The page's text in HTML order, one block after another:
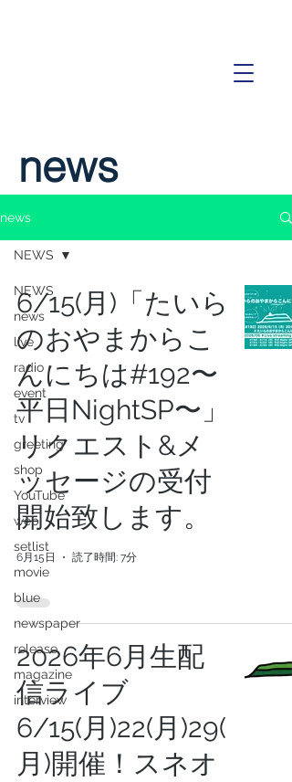
news
news
NEWS
news
live
radio
event
tv
greeting
shop
YouTube
web
setlist
movie
blue
newspaper
release
magazine
interview
NEWS
6/15(月)「たいら
のおやまからこ
んにちは#192〜
平日NightSP〜」
リクエスト&メ
ッセージの受付
開始致します。
6月15日 読了時間: 7分
2026年6月生配
信ライブ
6/15(月)22(月)29(
月)開催！スネオ